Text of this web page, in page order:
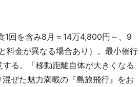
回を含み8月＝14万4,800円～、9
料金が異なる場合あり）。最小催行
る。「移動距離自体が大きくなる
ぜた魅力満載の『島旅飛行』をお